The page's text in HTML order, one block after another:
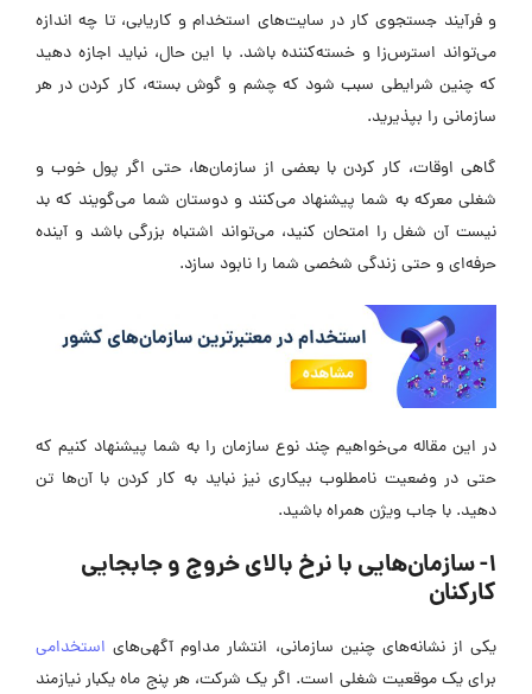
و فرآیند جستجوی کار در سایت‌های استخدام و کاریابی، تا چه اندازه
می‌تواند استرس‌زا و خسته‌کننده باشد. با این حال، نباید اجازه دهید
که چنین شرایطی سبب شود که چشم و گوش بسته، کار کردن در هر
سازمانی را بپذیرید.
گاهی اوقات، کار کردن با بعضی از سازمان‌ها، حتی اگر پول خوب و
شغلی معرکه به شما پیشنهاد می‌کنند و دوستان شما می‌گویند که بد
نیست آن شغل را امتحان کنید، می‌تواند اشتباه بزرگی باشد و آینده
حرفه‌ای و حتی زندگی شخصی شما را نابود سازد.
در این مقاله می‌خواهیم چند نوع سازمان‌ را به شما پیشنهاد کنیم که
حتی در وضعیت نامطلوب بیکاری نیز نباید به کار کردن با آن‌ها تن
دهید. با جاب ویژن همراه باشید.
1- سازمان‌هایی با نرخ بالای خروج و جابجایی
کارکنان
یکی از نشانه‌های چنین سازمانی، انتشار مداوم آگهی‌های استخدامی
برای یک موقعیت شغلی است. اگر یک شرکت، هر پنج ماه یکبار نیازمند